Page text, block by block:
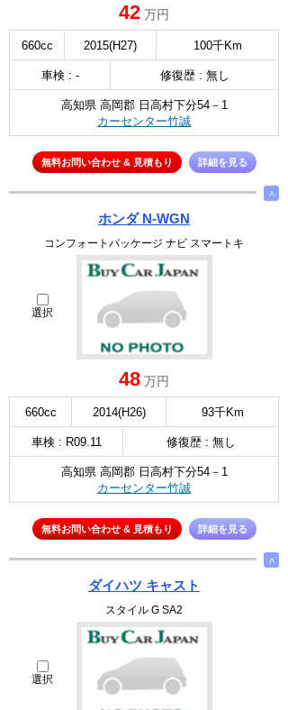
42 万円
660cc 2015(H27) 100千Km
車検 : - 修復歴 : 無し
高知県 高岡郡 日高村下分54－1
カーセンター竹誠
無料お問い合わせ & 見積もり 詳細を見る
∧
ホンダ N-WGN
コンフォートパッケージ ナビ スマートキ
選択
48 万円
660cc 2014(H26) 93千Km
車検 : R09.11 修復歴 : 無し
高知県 高岡郡 日高村下分54－1
カーセンター竹誠
無料お問い合わせ & 見積もり 詳細を見る
∧
ダイハツ キャスト
スタイル G SA2
選択